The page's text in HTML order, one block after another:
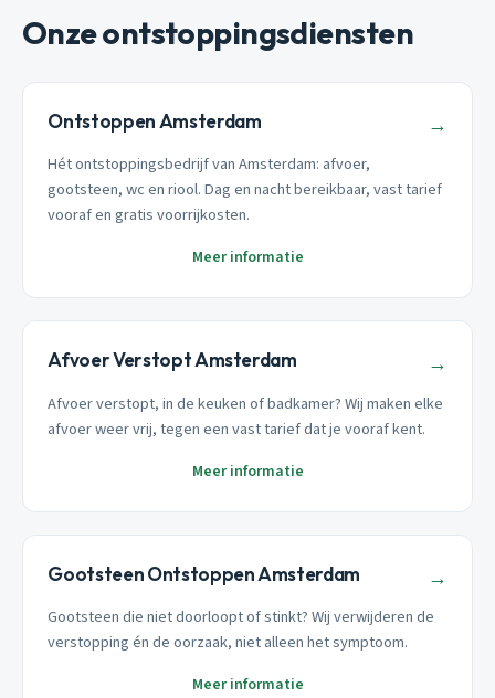
Onze ontstoppingsdiensten
Ontstoppen Amsterdam →
Hét ontstoppingsbedrijf van Amsterdam: afvoer,
gootsteen, wc en riool. Dag en nacht bereikbaar, vast tarief
vooraf en gratis voorrijkosten.
Meer informatie
Afvoer Verstopt Amsterdam →
Afvoer verstopt, in de keuken of badkamer? Wij maken elke
afvoer weer vrij, tegen een vast tarief dat je vooraf kent.
Meer informatie
Gootsteen Ontstoppen Amsterdam →
Gootsteen die niet doorloopt of stinkt? Wij verwijderen de
verstopping én de oorzaak, niet alleen het symptoom.
Meer informatie